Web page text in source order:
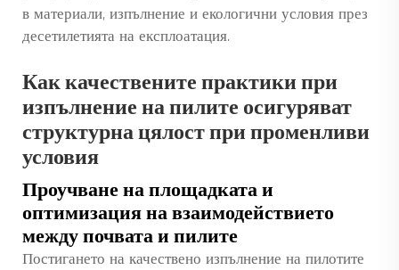
в материали, изпълнение и екологични условия през
десетилетията на експлоатация.
Как качествените практики при
изпълнение на пилите осигуряват
структурна цялост при променливи
условия
Проучване на площадката и
оптимизация на взаимодействието
между почвата и пилите
Постигането на качествено изпълнение на пилотите